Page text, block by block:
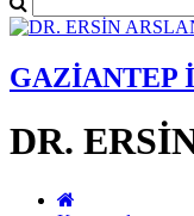
GAZİANTEP
DR.